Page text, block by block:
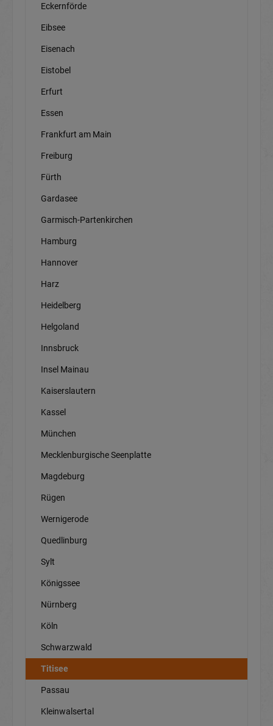
Eckernförde
Eibsee
Eisenach
Eistobel
Erfurt
Essen
Frankfurt am Main
Freiburg
Fürth
Gardasee
Garmisch-Partenkirchen
Hamburg
Hannover
Harz
Heidelberg
Helgoland
Innsbruck
Insel Mainau
Kaiserslautern
Kassel
München
Mecklenburgische Seenplatte
Magdeburg
Rügen
Wernigerode
Quedlinburg
Sylt
Königssee
Nürnberg
Köln
Schwarzwald
Titisee
Passau
Kleinwalsertal